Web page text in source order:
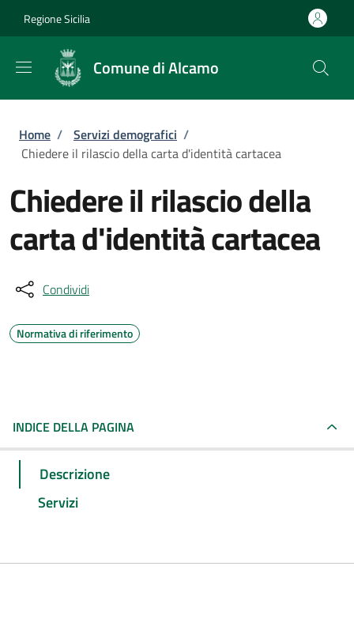
Regione Sicilia
Comune di Alcamo
Briciole di pane
Home / Servizi demografici /
Chiedere il rilascio della carta d'identità cartacea
Chiedere il rilascio della
carta d'identità cartacea
Condividi
Normativa di riferimento
INDICE DELLA PAGINA
Descrizione
Servizi